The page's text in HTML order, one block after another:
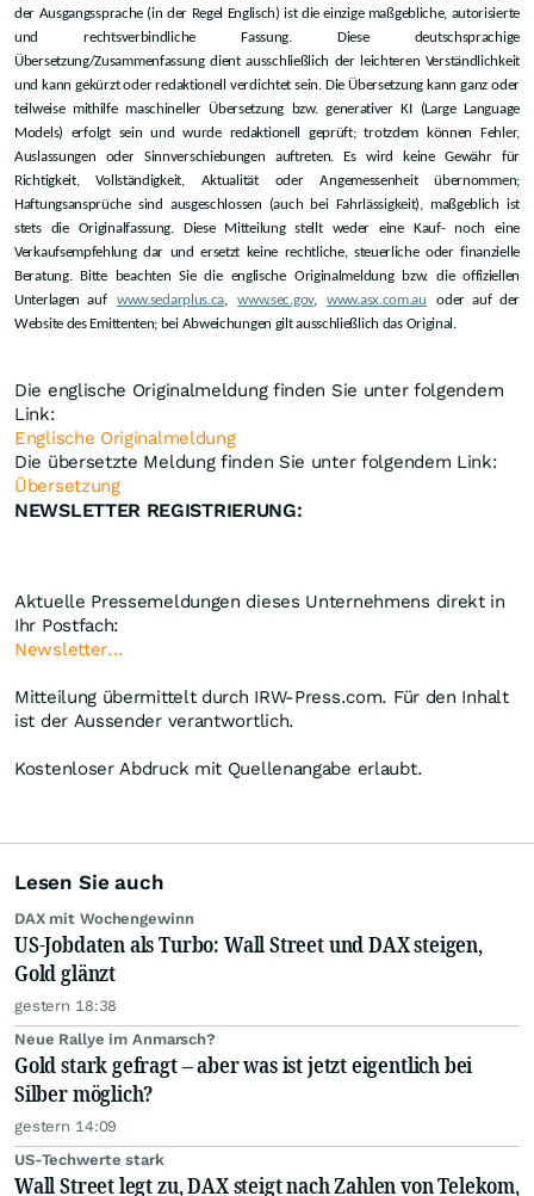
der Ausgangssprache (in der Regel Englisch) ist die einzige maßgebliche, autorisierte
und rechtsverbindliche Fassung. Diese deutschsprachige
Übersetzung/Zusammenfassung dient ausschließlich der leichteren Verständlichkeit
und kann gekürzt oder redaktionell verdichtet sein. Die Übersetzung kann ganz oder
teilweise mithilfe maschineller Übersetzung bzw. generativer KI (Large Language
Models) erfolgt sein und wurde redaktionell geprüft; trotzdem können Fehler,
Auslassungen oder Sinnverschiebungen auftreten. Es wird keine Gewähr für
Richtigkeit, Vollständigkeit, Aktualität oder Angemessenheit übernommen;
Haftungsansprüche sind ausgeschlossen (auch bei Fahrlässigkeit), maßgeblich ist
stets die Originalfassung. Diese Mitteilung stellt weder eine Kauf- noch eine
Verkaufsempfehlung dar und ersetzt keine rechtliche, steuerliche oder finanzielle
Beratung. Bitte beachten Sie die englische Originalmeldung bzw. die offiziellen
Unterlagen auf
www.sedarplus.ca, www.sec.gov, www.asx.com.au
oder auf der
Website des Emittenten; bei Abweichungen gilt ausschließlich das Original.
Die englische Originalmeldung finden Sie unter folgendem
Link:
Englische Originalmeldung
Die übersetzte Meldung finden Sie unter folgendem Link:
Übersetzung
NEWSLETTER REGISTRIERUNG:
Aktuelle Pressemeldungen dieses Unternehmens direkt in
Ihr Postfach:
Newsletter...
Mitteilung übermittelt durch IRW-Press.com. Für den Inhalt
ist der Aussender verantwortlich.
Kostenloser Abdruck mit Quellenangabe erlaubt.
Lesen Sie auch
DAX mit Wochengewinn
US-Jobdaten als Turbo: Wall Street und DAX steigen,
Gold glänzt
gestern 18:38
Neue Rallye im Anmarsch?
Gold stark gefragt – aber was ist jetzt eigentlich bei
Silber möglich?
gestern 14:09
US-Techwerte stark
Wall Street legt zu, DAX steigt nach Zahlen von Telekom,